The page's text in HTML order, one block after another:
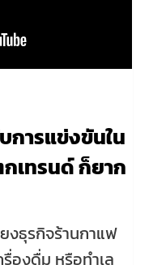
การแข่งขันใน
เทรนด์ ก็ยาก
งธุรกิจร้านกาแฟ
องดื่ม หรือทำเล